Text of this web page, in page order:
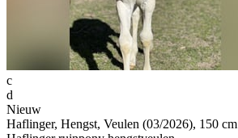
c
d
Nieuw
Haflinger, Hengst, Veulen (03/2026), 150 cm